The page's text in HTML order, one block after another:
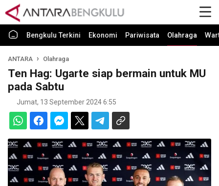
Bengkulu Terkini Ekonomi Pariwisata Olahraga
ANTARA Olahraga
Ten Hag: Ugarte siap bermain untuk MU
pada Sabtu
Jumat, 13 September 2024 6:55